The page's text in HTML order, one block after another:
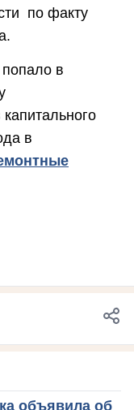
по факту
в
в
объявила об